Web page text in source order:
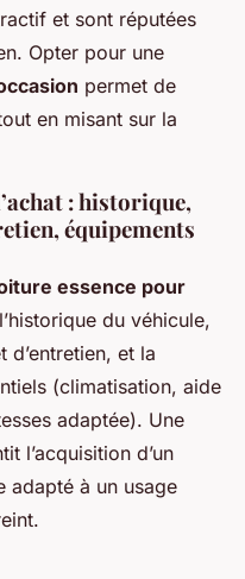
et sont réputées
Opter pour une
permet de
en misant sur la
: historique,
équipements
essence pour
du véhicule,
d’entretien, et la
(climatisation, aide
adaptée). Une
l’acquisition d’un
adapté à un usage